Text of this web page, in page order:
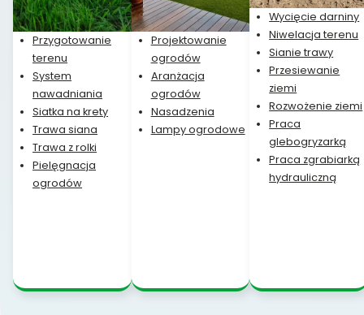
Przygotowanie
terenu
System
nawadniania
Siatka na krety
Trawa siana
Trawa z rolki
Pielęgnacja
ogrodów
Projektowanie
ogrodów
Aranżacja
ogrodów
Nasadzenia
Lampy ogrodowe
Wycięcie darniny
Niwelacja terenu
Sianie trawy
Przesiewanie
ziemi
Rozwożenie ziemi
Praca
glebogryzarką
Praca zgrabiarką
hydrauliczną